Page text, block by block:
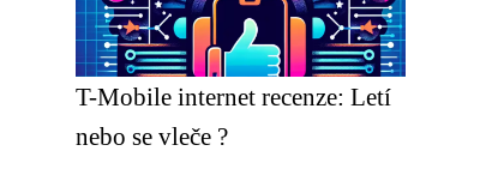
T-Mobile internet recenze: Letí
nebo se vleče ?